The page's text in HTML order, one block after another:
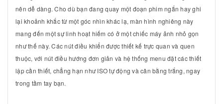
nên dễ dàng. Cho dù bạn đang quay một đoạn phim ngắn hay ghi
lại khoảnh khắc từ một góc nhìn khác lạ, màn hình nghiêng này
mang đến một sự linh hoạt hiếm có ở một chiếc máy ảnh nhỏ gọn
như thế này. Các nút điều khiển được thiết kế trực quan và quen
thuộc, với nút điều hướng đơn giản và hệ thống menu đặt các thiết
lập cần thiết, chẳng hạn như ISO tự động và cân bằng trắng, ngay
trong tầm tay bạn.